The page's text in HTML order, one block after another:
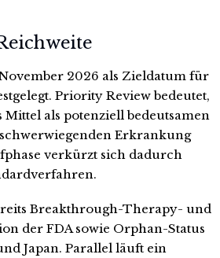
2026 als Zieldatum für
Priority Review bedeutet,
Mittel als potenziell bedeutsamen
Erkrankung
verkürzt sich dadurch
Breakthrough-Therapy- und
der FDA sowie Orphan-Status
Japan. Parallel läuft ein